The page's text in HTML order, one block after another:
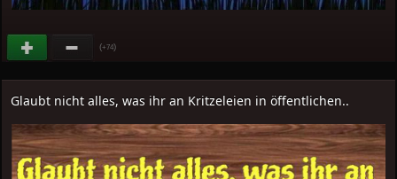
(+74)
Glaubt nicht alles, was ihr an Kritzeleien in öffentlichen..